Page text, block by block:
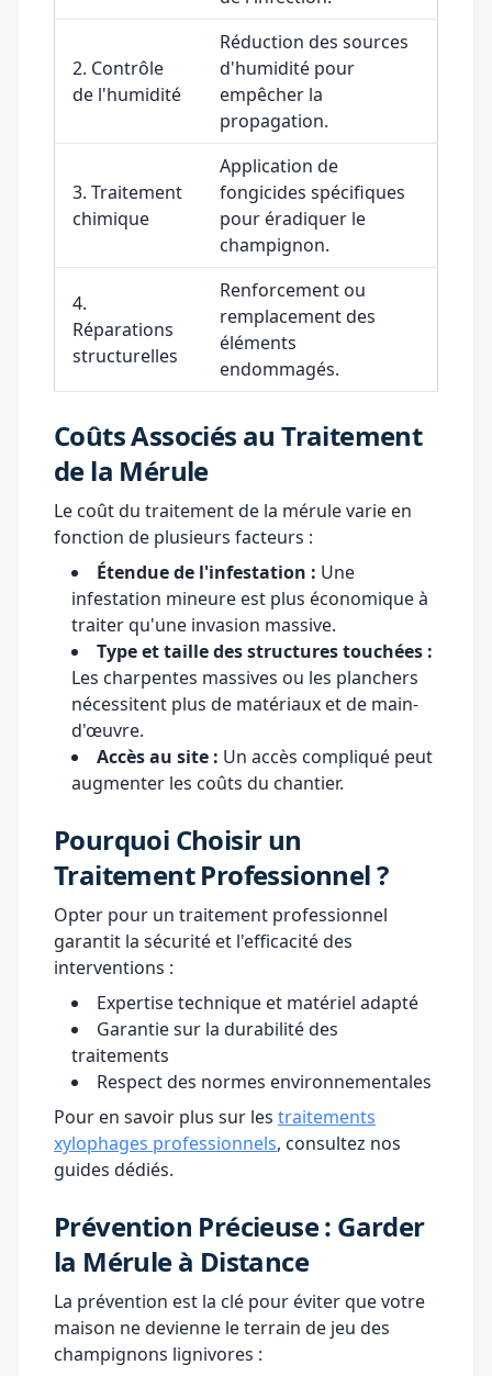
2. Contrôle
de l'humidité
Réduction des sources
d'humidité pour
empêcher la
propagation.
3. Traitement
chimique
Application de
fongicides spécifiques
pour éradiquer le
champignon.
4.
Réparations
structurelles
Renforcement ou
remplacement des
éléments
endommagés.
Coûts Associés au Traitement
de la Mérule
Le coût du traitement de la mérule varie en
fonction de plusieurs facteurs :
Étendue de l'infestation : Une
infestation mineure est plus économique à
traiter qu'une invasion massive.
Type et taille des structures touchées :
Les charpentes massives ou les planchers
nécessitent plus de matériaux et de main-
d'œuvre.
Accès au site : Un accès compliqué peut
augmenter les coûts du chantier.
Pourquoi Choisir un
Traitement Professionnel ?
Opter pour un traitement professionnel
garantit la sécurité et l'efficacité des
interventions :
Expertise technique et matériel adapté
Garantie sur la durabilité des
traitements
Respect des normes environnementales
Pour en savoir plus sur les traitements
xylophages professionnels, consultez nos
guides dédiés.
Prévention Précieuse : Garder
la Mérule à Distance
La prévention est la clé pour éviter que votre
maison ne devienne le terrain de jeu des
champignons lignivores :